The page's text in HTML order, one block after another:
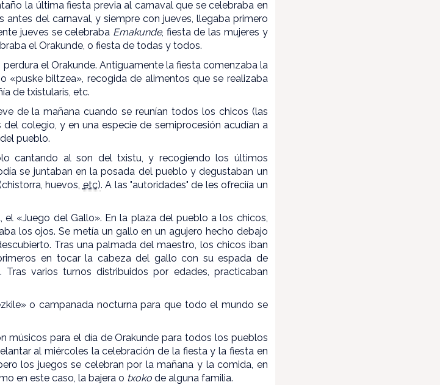
la última fiesta previa al carnaval que se celebraba en
antes del carnaval, y siempre con jueves, llegaba primero
jueves se celebraba Emakunde, fiesta de las mujeres y
el Orakunde, o fiesta de todas y todos.
el Orakunde. Antiguamente la fiesta comenzaba la
«puske biltzea», recogida de alimentos que se realizaba
de txistularis, etc.
de la mañana cuando se reunían todos los chicos (las
colegio, y en una especie de semiprocesión acudían a
pueblo.
cantando al son del txistu, y recogiendo los últimos
se juntaban en la posada del pueblo y degustaban un
huevos, etc). A las "autoridades" de les ofreciía un
«Juego del Gallo». En la plaza del pueblo a los chicos,
los ojos. Se metía un gallo en un agujero hecho debajo
Tras una palmada del maestro, los chicos iban
en tocar la cabeza del gallo con su espada de
varios turnos distribuidos por edades, practicaban
o campanada nocturna para que todo el mundo se
músicos para el día de Orakunde para todos los pueblos
al miércoles la celebración de la fiesta y la fiesta en
los juegos se celebran por la mañana y la comida, en
en este caso, la bajera o txokode alguna familia.